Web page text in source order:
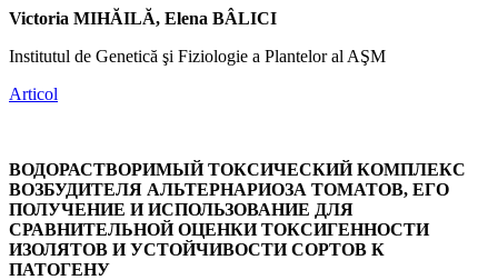
Victoria MIHĂILĂ, Еlena BÂLICI
Institutul de Genetică şi Fiziologie a Plantelor al AŞM
Articol
ВОДОРАСТВОРИМЫЙ ТОКСИЧЕСКИЙ КОМПЛЕКС
ВОЗБУДИТЕЛЯ АЛЬТЕРНАРИОЗА ТОМАТОВ, ЕГО
ПОЛУЧЕНИЕ И ИСПОЛЬЗОВАНИЕ ДЛЯ
СРАВНИТЕЛЬНОЙ ОЦЕНКИ ТОКСИГЕННОСТИ
ИЗОЛЯТОВ И УСТОЙЧИВОСТИ СОРТОВ К
ПАТОГЕНУ